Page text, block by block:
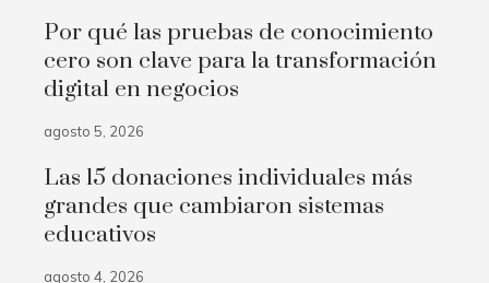
Por qué las pruebas de conocimiento
cero son clave para la transformación
digital en negocios
agosto 5, 2026
Las 15 donaciones individuales más
grandes que cambiaron sistemas
educativos
agosto 4, 2026